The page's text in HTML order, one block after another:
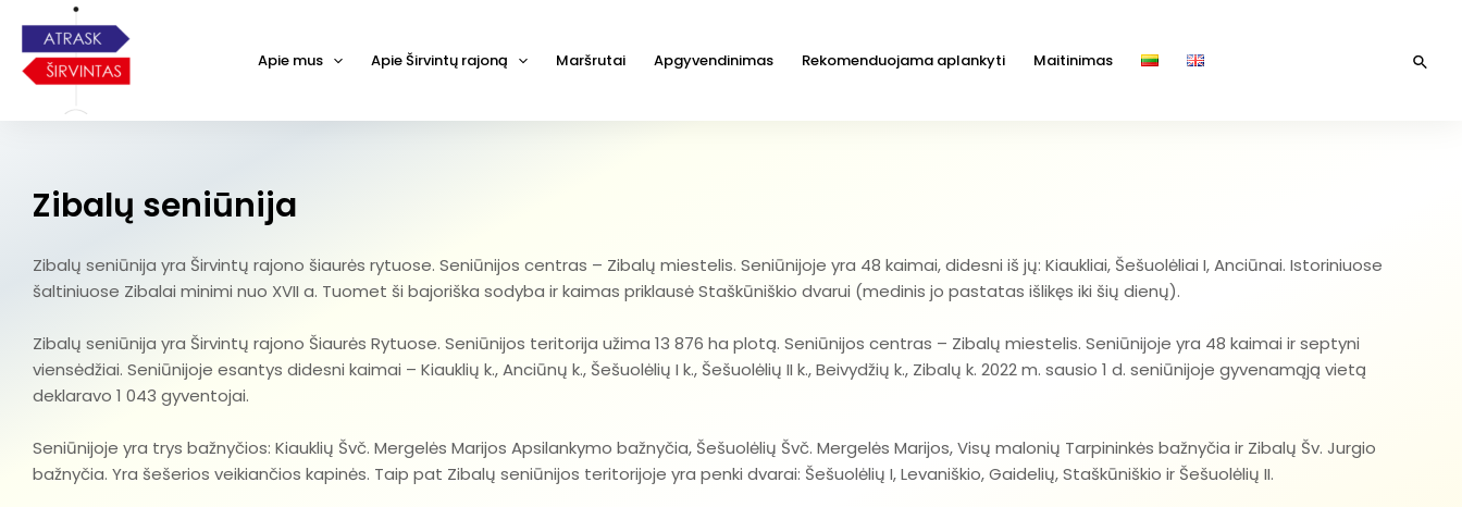
Apie mus Apie Širvintų rajoną Maršrutai Apgyvendinimas Rekomenduojama aplankyti Maitinimas
Zibalų seniūnija
Zibalų seniūnija yra Širvintų rajono šiaurės rytuose. Seniūnijos centras – Zibalų miestelis. Seniūnijoje yra 48 kaimai, didesni iš jų: Kiaukliai, Šešuolėliai I, Anciūnai. Istoriniuose
šaltiniuose Zibalai minimi nuo XVII a. Tuomet ši bajoriška sodyba ir kaimas priklausė Staškūniškio dvarui (medinis jo pastatas išlikęs iki šių dienų).
Zibalų seniūnija yra Širvintų rajono Šiaurės Rytuose. Seniūnijos teritorija užima 13 876 ha plotą. Seniūnijos centras – Zibalų miestelis. Seniūnijoje yra 48 kaimai ir septyni
viensėdžiai. Seniūnijoje esantys didesni kaimai – Kiauklių k., Anciūnų k., Šešuolėlių I k., Šešuolėlių II k., Beivydžių k., Zibalų k. 2022 m. sausio 1 d. seniūnijoje gyvenamąją vietą
deklaravo 1 043 gyventojai.
Seniūnijoje yra trys bažnyčios: Kiauklių Švč. Mergelės Marijos Apsilankymo bažnyčia, Šešuolėlių Švč. Mergelės Marijos, Visų malonių Tarpininkės bažnyčia ir Zibalų Šv. Jurgio
bažnyčia. Yra šešerios veikiančios kapinės. Taip pat Zibalų seniūnijos teritorijoje yra penki dvarai: Šešuolėlių I, Levaniškio, Gaidelių, Staškūniškio ir Šešuolėlių II.